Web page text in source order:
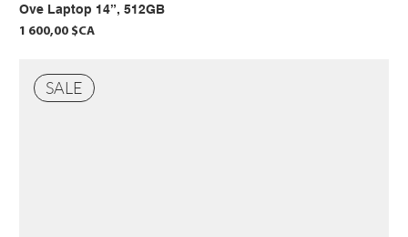
Ove Laptop 14”, 512GB
Prix
1 600,00 $CA
SALE